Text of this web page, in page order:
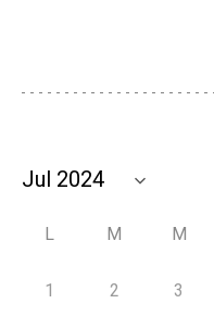
L M M
1 2 3